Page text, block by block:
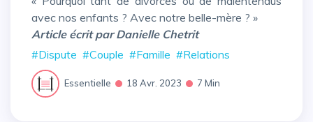
avec nos enfants ? Avec notre belle-mère ? »
Article écrit par Danielle Chetrit
#Dispute #Couple #Famille #Relations
Essentielle 18 Avr. 2023 7 Min